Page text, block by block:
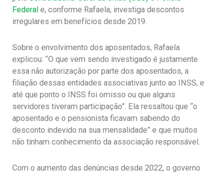
Federal e, conforme Rafaela, investiga descontos
irregulares em benefícios desde 2019.
Sobre o envolvimento dos aposentados, Rafaela
explicou: “O que vem sendo investigado é justamente
essa não autorização por parte dos aposentados, a
filiação dessas entidades associativas junto ao INSS, e
até que ponto o INSS foi omisso ou que alguns
servidores tiveram participação”. Ela ressaltou que “o
aposentado e o pensionista ficavam sabendo do
desconto indevido na sua mensalidade” e que muitos
não tinham conhecimento da associação responsável.
Com o aumento das denúncias desde 2022, o governo